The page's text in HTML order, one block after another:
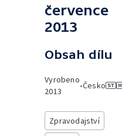
července
2013
Obsah dílu
Vyrobeno
2013
•Česko
Zpravodajství